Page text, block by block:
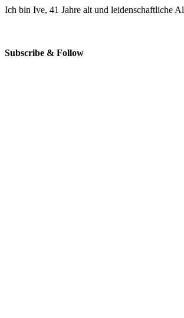
Ich bin Ive, 41 Jahre alt und leidenschaftliche
Subscribe & Follow